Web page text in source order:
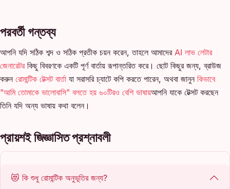
পরবর্তী গন্তব্য
আপনি যদি সঠিক শব্দ ও সঠিক প্রতীক চয়ন করেন, তাহলে আমাদের AI লাভ লেটার
জেনারেটরকিছু বিবরণকে একটি পূর্ণ বার্তায় রূপান্তরিত করে। ছোট কিছুর জন্য, ব্রাউজ
করুন রোমান্টিক টেক্সট বার্তা যা সরাসরি চ্যাটে কপি করতে পারেন, অথবা জানুন কিভাবে
"আমি তোমাকে ভালোবাসি" বলতে হয় ৬০টিরও বেশি ভাষায়আপনি যাকে টেক্সট করছেন
তিনি যদি অন্য ভাষায় কথা বলেন।
প্রায়শই জিজ্ঞাসিত প্রশ্নাবলী
😻 কি শুধু রোমান্টিক অনুভূতির জন্য?